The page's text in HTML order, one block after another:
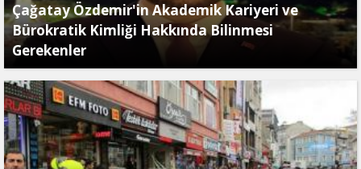
Çağatay Özdemir'in Akademik Kariyeri ve
Bürokratik Kimliği Hakkında Bilinmesi
Gerekenler